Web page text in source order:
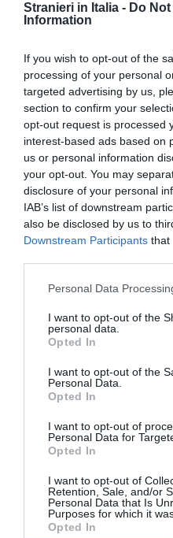
Stranieri in Italia - Do
Information
If you wish to opt-out of the
processing of your personal
targeted advertising by us,
section to confirm your
opt-out request is processed
interest-based ads based on
us or personal information
your opt-out. You may
disclosure of your personal
IAB’s list of downstream
also be disclosed by us to
Downstream Participants that
Personal Data
I want to opt-out of the
personal data.
Opted In
I want to opt-out of the
Personal Data.
Opted In
I want to opt-out of
Personal Data for
Opted In
I want to opt-out of
Retention, Sale, and/or
Personal Data that Is
Purposes for which it
Opted In
"Il volto violento del
leader dell’IdV- si
e’ manifestato
quest’estate con la
respingimenti
reso l’Italia
diritto di asilo
contestato dalle
internazionali, dalle ong
dalle comunita’
Chiesa. Contro
questa nuova